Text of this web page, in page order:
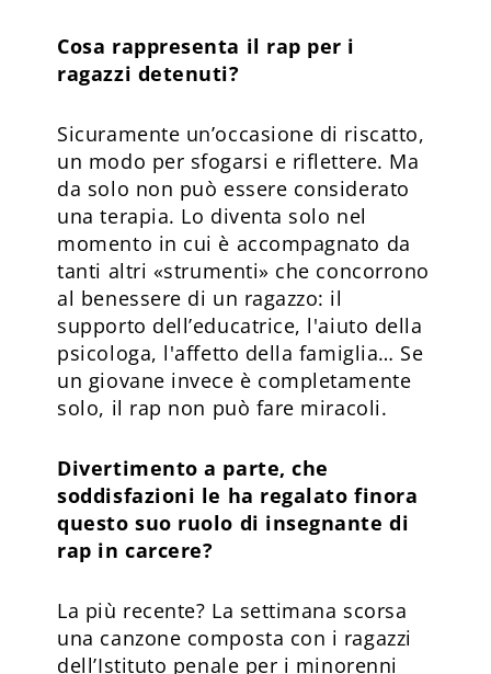
Cosa rappresenta il rap per i
ragazzi detenuti?
Sicuramente un’occasione di riscatto,
un modo per sfogarsi e riflettere. Ma
da solo non può essere considerato
una terapia. Lo diventa solo nel
momento in cui è accompagnato da
tanti altri «strumenti» che concorrono
al benessere di un ragazzo: il
supporto dell’educatrice, l'aiuto della
psicologa, l'affetto della famiglia… Se
un giovane invece è completamente
solo, il rap non può fare miracoli.
Divertimento a parte, che
soddisfazioni le ha regalato finora
questo suo ruolo di insegnante di
rap in carcere?
La più recente? La settimana scorsa
una canzone composta con i ragazzi
dell’Istituto penale per i minorenni